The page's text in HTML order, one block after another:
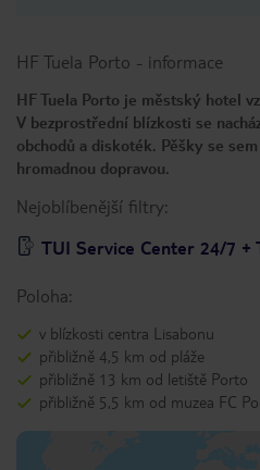
HF Tuela Porto - informace
HF Tuela Porto je městský hotel
V bezprostřední blízkosti se
obchodů a diskoték. Pěšky se
hromadnou dopravou.
Nejoblíbenější filtry:
TUI Service Center 24/7 +
Poloha:
v blízkosti centra Lisabonu
přibližně 4,5 km od pláže
přibližně 13 km od letiště Porto
přibližně 5,5 km od muzea FC